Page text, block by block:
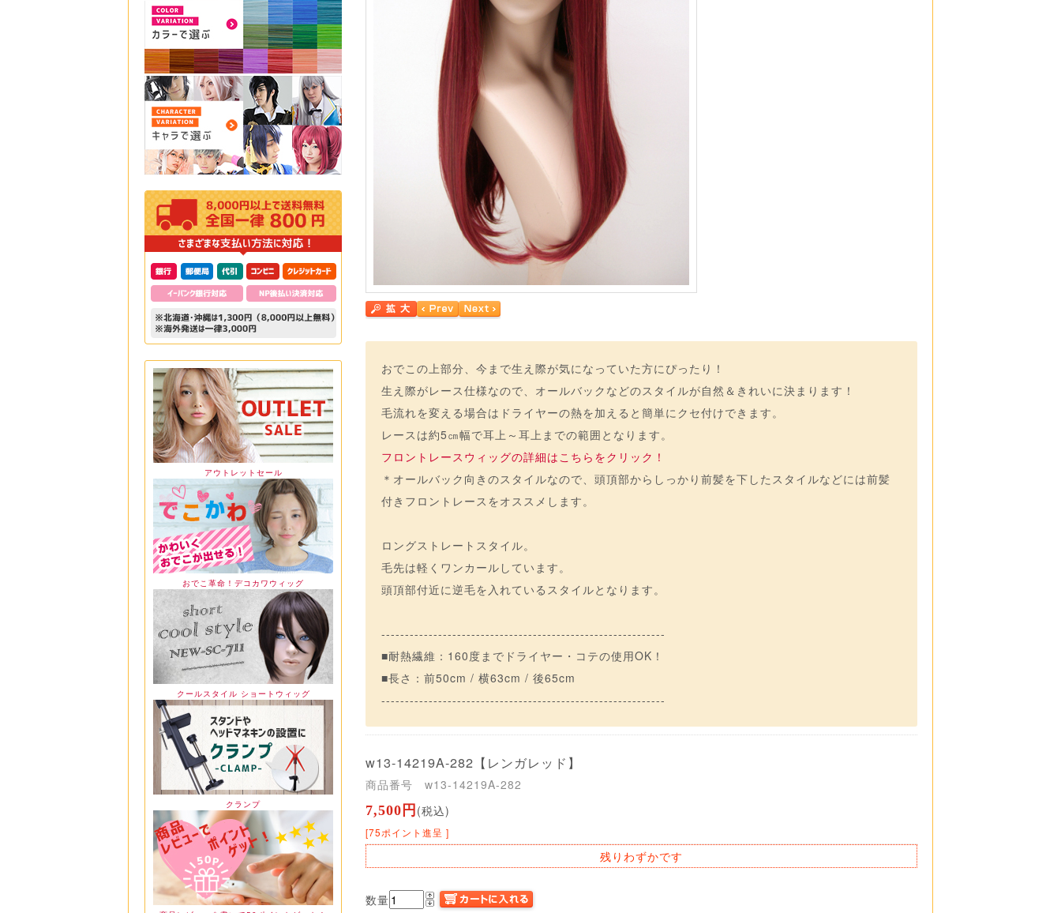
アウトレットセール
おでこ革命！デコカワウィッグ
クールスタイル ショートウィッグ
クランプ
おでこの上部分、今まで生え際が気になっていた方にぴったり！
生え際がレース仕様なので、オールバックなどのスタイルが自然＆きれいに決まります！
毛流れを変える場合はドライヤーの熱を加えると簡単にクセ付けできます。
レースは約5㎝幅で耳上～耳上までの範囲となります。
フロントレースウィッグの詳細はこちらをクリック！
＊オールバック向きのスタイルなので、頭頂部からしっかり前髪を下したスタイルなどには前髪
付きフロントレースをオススメします。
ロングストレートスタイル。
毛先は軽くワンカールしています。
頭頂部付近に逆毛を入れているスタイルとなります。
------------------------------------------------------------
■耐熱繊維：160度までドライヤー・コテの使用OK！
■長さ：前50cm / 横63cm / 後65cm
------------------------------------------------------------
w13-14219A-282 【レンガレッド】
商品番号 w13-14219A-282
7,500円 (税込)
[75ポイント進呈 ]
残りわずかです
数量